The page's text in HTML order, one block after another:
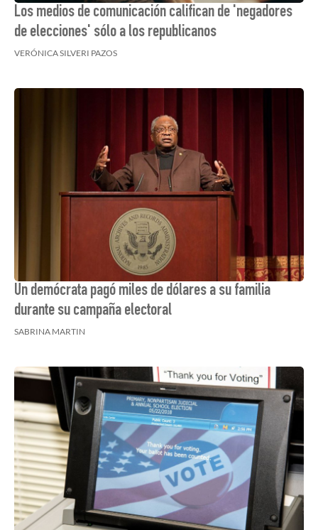
Los medios de comunicación califican de 'negadores
de elecciones' sólo a los republicanos
VERÓNICA SILVERI PAZOS
Un demócrata pagó miles de dólares a su familia
durante su campaña electoral
SABRINA MARTIN